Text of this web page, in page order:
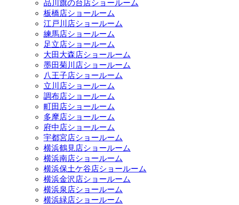
品川旗の台店ショールーム
板橋店ショールーム
江戸川店ショールーム
練馬店ショールーム
足立店ショールーム
大田大森店ショールーム
墨田菊川店ショールーム
八王子店ショールーム
立川店ショールーム
調布店ショールーム
町田店ショールーム
多摩店ショールーム
府中店ショールーム
宇都宮店ショールーム
横浜鶴見店ショールーム
横浜南店ショールーム
横浜保土ケ谷店ショールーム
横浜金沢店ショールーム
横浜泉店ショールーム
横浜緑店ショールーム